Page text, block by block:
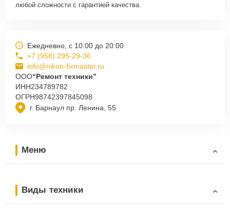
любой сложности с гарантией качества.
г. Барнаул пр. Ленина, 55
Ежедневно, с 10:00 до 20:00
+7 (958) 295-29-36
info@nikon-fixmaster.ru
ООО“Ремонт техники”
ИНН234789782
ОГРН98742397845098
Меню
Виды техники